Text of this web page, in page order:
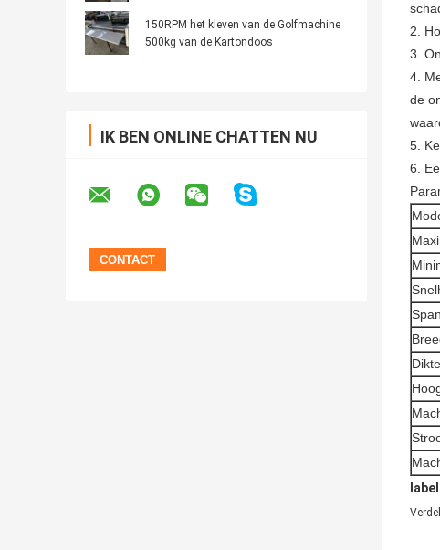
150RPM het kleven van de Golfmachine
500kg van de Kartondoos
IK BEN ONLINE CHATTEN NU
2.
3.
4.
de
5.
6.